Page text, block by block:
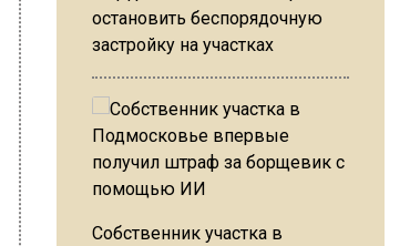
остановить беспорядочную
застройку на участках
Собственник участка в